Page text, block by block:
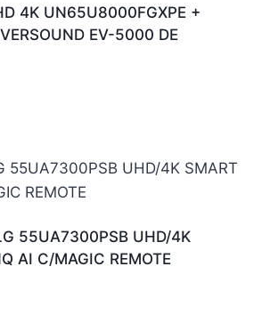
4K UN65U8000FGXPE +
EV-5000 DE
55UA7300PSB UHD/4K
AI C/MAGIC REMOTE